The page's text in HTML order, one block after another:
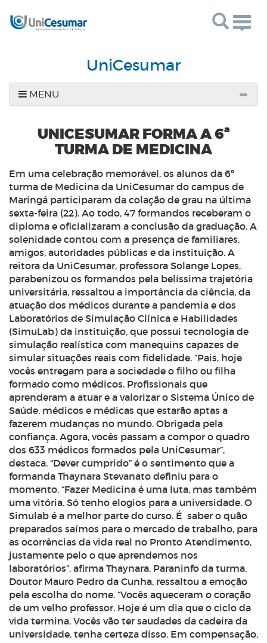
UniCesumar
MENU
UNICESUMAR FORMA A 6ª
TURMA DE MEDICINA
Em uma celebração memorável, os alunos da 6ª
turma de Medicina da UniCesumar do campus de
Maringá participaram da colação de grau na última
sexta-feira (22). Ao todo, 47 formandos receberam o
diploma e oficializaram a conclusão da graduação. A
solenidade contou com a presença de familiares,
amigos, autoridades públicas e da instituição. A
reitora da UniCesumar, professora Solange Lopes,
parabenizou os formandos pela belíssima trajetória
universitária, ressaltou a importância da ciência, da
atuação dos médicos durante a pandemia e dos
Laboratórios de Simulação Clínica e Habilidades
(SimuLab) da instituição, que possui tecnologia de
simulação realística com manequins capazes de
simular situações reais com fidelidade. “Pais, hoje
vocês entregam para a sociedade o filho ou filha
formado como médicos. Profissionais que
aprenderam a atuar e a valorizar o Sistema Único de
Saúde, médicos e médicas que estarão aptas a
fazerem mudanças no mundo. Obrigada pela
confiança. Agora, vocês passam a compor o quadro
dos 633 médicos formados pela UniCesumar”,
destaca. “Dever cumprido” é o sentimento que a
formanda Thaynara Stevanato definiu para o
momento. “Fazer Medicina é uma luta, mas também
uma vitória. Só tenho elogios para a universidade. O
Simulab é a melhor parte do curso. É saber o quão
preparados saímos para o mercado de trabalho, para
as ocorrências da vida real no Pronto Atendimento,
justamente pelo o que aprendemos nos
laboratórios”, afirma Thaynara. Paraninfo da turma,
Doutor Mauro Pedro da Cunha, ressaltou a emoção
pela escolha do nome. “Vocês aqueceram o coração
de um velho professor. Hoje é um dia que o ciclo da
vida termina. Vocês vão ter saudades da cadeira da
universidade, tenha certeza disso. Em compensação,